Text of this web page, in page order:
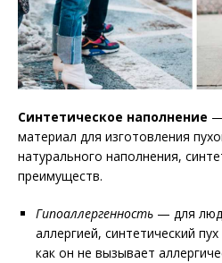
Синтетическое наполнение
материал для изготовления
натурального наполнения,
преимуществ.
Гипоаллергенность — для
аллергией, синтетический
как он не вызывает